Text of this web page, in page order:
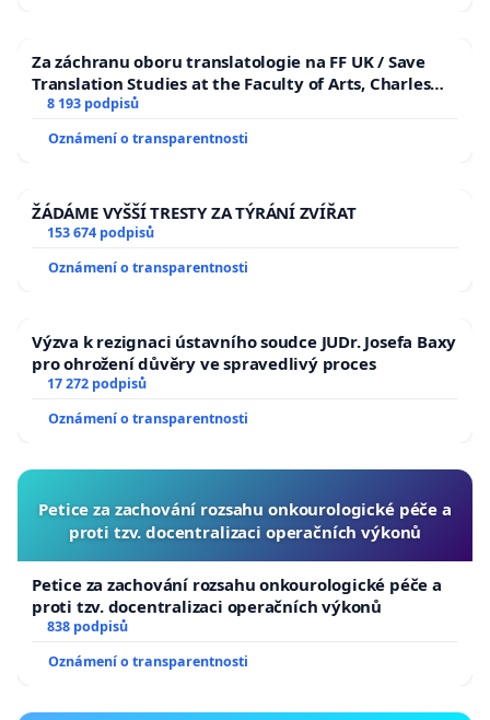
Za záchranu oboru translatologie na FF UK / Save
Translation Studies at the Faculty of Arts, Charles
University
8 193 podpisů
Oznámení o transparentnosti
ŽÁDÁME VYŠŠÍ TRESTY ZA TÝRÁNÍ ZVÍŘAT
153 674 podpisů
Oznámení o transparentnosti
Výzva k rezignaci ústavního soudce JUDr. Josefa Baxy
pro ohrožení důvěry ve spravedlivý proces
17 272 podpisů
Oznámení o transparentnosti
Petice za zachování rozsahu onkourologické péče a
proti tzv. docentralizaci operačních výkonů
Petice za zachování rozsahu onkourologické péče a
proti tzv. docentralizaci operačních výkonů
838 podpisů
Oznámení o transparentnosti